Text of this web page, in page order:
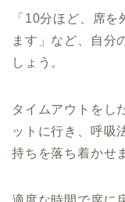
「10分ほど、席
ます」など、自分
しょう。
タイムアウトをし
ットに行き、呼吸
持ちを落ち着かせ